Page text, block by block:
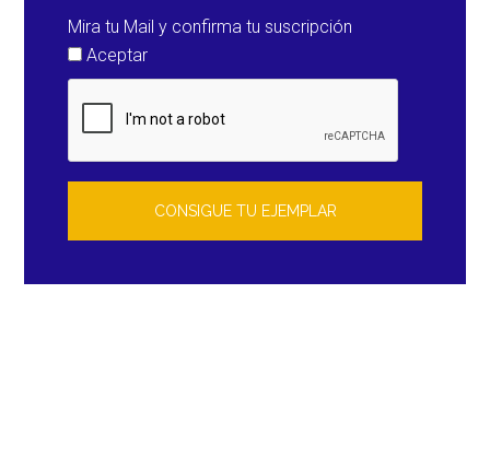
Mira tu Mail y confirma tu suscripción
Aceptar